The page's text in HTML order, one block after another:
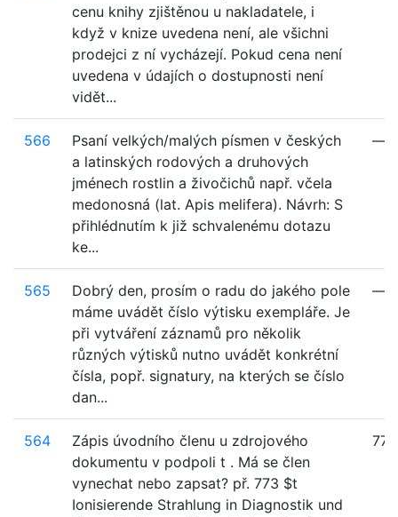
cenu knihy zjištěnou u nakladatele, i
když v knize uvedena není, ale všichni
prodejci z ní vycházejí. Pokud cena není
uvedena v údajích o dostupnosti není
vidět...
566
Psaní velkých/malých písmen v českých
a latinských rodových a druhových
jménech rostlin a živočichů např. včela
medonosná (lat. Apis melifera). Návrh: S
přihlédnutím k již schvalenému dotazu
ke...
—
565
Dobrý den, prosím o radu do jakého pole
máme uvádět číslo výtisku exempláře. Je
při vytváření záznamů pro několik
různých výtisků nutno uvádět konkrétní
čísla, popř. signatury, na kterých se číslo
dan...
—
564
Zápis úvodního členu u zdrojového
dokumentu v podpoli t . Má se člen
vynechat nebo zapsat? př. 773 $t
Ionisierende Strahlung in Diagnostik und
773